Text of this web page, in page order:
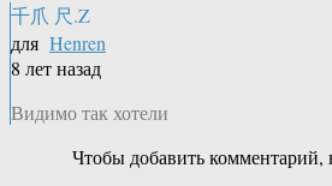
千爪 尺.Z
для Henren
8 лет назад
Видимо так хотели
Чтобы добавить комментарий,